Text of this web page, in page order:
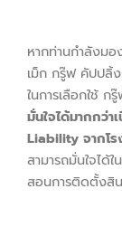
หากท่านกำลังมอ
เม็ก กรู๊ฟ คัปปลิ้
ในการเลือกใช้
มั่นใจได้มากกว่
Liability จากโ
สามารถมั่นใจไ
สอนการติดตั้งสิน